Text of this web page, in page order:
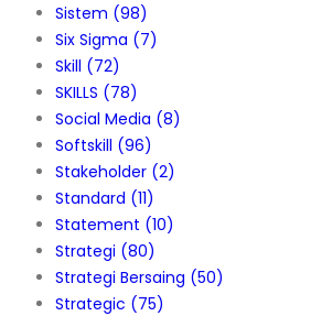
Sistem (98)
Six Sigma (7)
Skill (72)
SKILLS (78)
Social Media (8)
Softskill (96)
Stakeholder (2)
Standard (11)
Statement (10)
Strategi (80)
Strategi Bersaing (50)
Strategic (75)